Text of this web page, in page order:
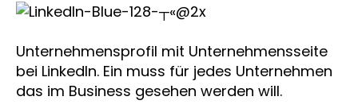
Unternehmensprofil mit Unternehmensseite
bei LinkedIn. Ein muss für jedes Unternehmen
das im Business gesehen werden will.